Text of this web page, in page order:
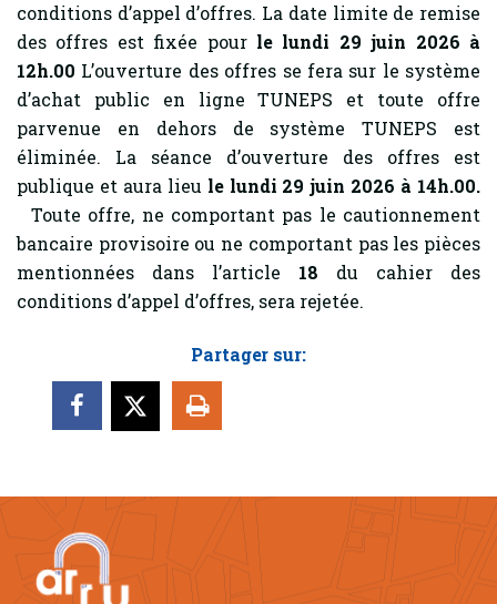
conditions d’appel d’offres. La date limite de remise
des offres est fixée pour le lundi 29 juin 2026 à
12h.00 L’ouverture des offres se fera sur le système
d’achat public en ligne TUNEPS et toute offre
parvenue en dehors de système TUNEPS est
éliminée. La séance d’ouverture des offres est
publique et aura lieu le lundi 29 juin 2026 à 14h.00.
Toute offre, ne comportant pas le cautionnement
bancaire provisoire ou ne comportant pas les pièces
mentionnées dans l’article 18 du cahier des
conditions d’appel d’offres, sera rejetée.
Partager sur: